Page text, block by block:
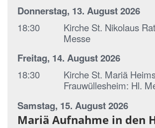
Donnerstag, 13. August 2026
18:30 Kirche St. Nikolaus
Messe
Freitag, 14. August 2026
18:30
Kirche St. Mariä
Frauwüllesheim: Hl.
Samstag, 15. August 2026
Mariä Aufnahme in den